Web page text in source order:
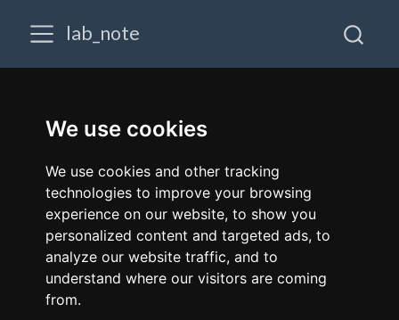
We use cookies
We use cookies and other tracking
technologies to improve your browsing
experience on our website, to show you
personalized content and targeted ads, to
analyze our website traffic, and to
understand where our visitors are coming
from.
lab_note